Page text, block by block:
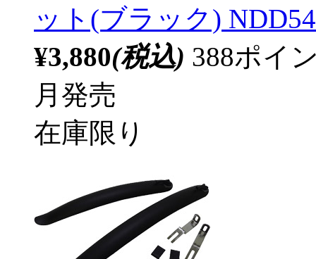
ット(ブラック)
¥3,880(税込) 388ポイ
月発売
在庫限り